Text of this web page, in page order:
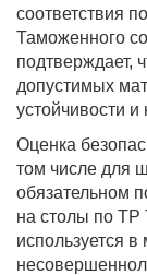
соответствия
Таможенного
подтверждает,
допустимых
устойчивости и
Оценка
том числе для
обязательном
на столы по ТР
используется